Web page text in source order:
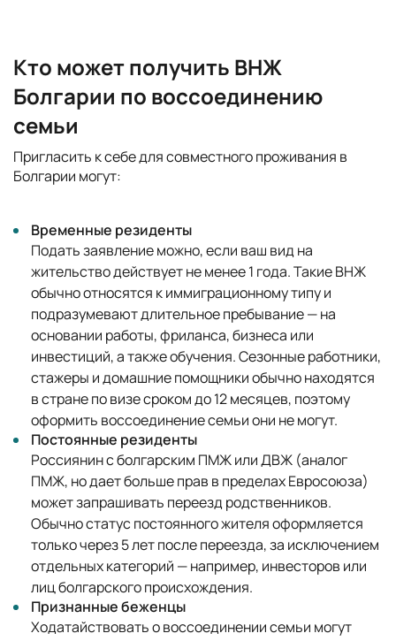
Кто может получить ВНЖ
Болгарии по воссоединению
семьи
Пригласить к себе для совместного проживания в
Болгарии могут:
Временные резиденты
Подать заявление можно, если ваш вид на
жительство действует не менее 1 года. Такие ВНЖ
обычно относятся к иммиграционному типу и
подразумевают длительное пребывание — на
основании работы, фриланса, бизнеса или
инвестиций, а также обучения. Сезонные работники,
стажеры и домашние помощники обычно находятся
в стране по визе сроком до 12 месяцев, поэтому
оформить воссоединение семьи они не могут.
Постоянные резиденты
Россиянин с болгарским ПМЖ или ДВЖ (аналог
ПМЖ, но дает больше прав в пределах Евросоюза)
может запрашивать переезд родственников.
Обычно статус постоянного жителя оформляется
только через 5 лет после переезда, за исключением
отдельных категорий — например, инвесторов или
лиц болгарского происхождения.
Признанные беженцы
Ходатайствовать о воссоединении семьи могут